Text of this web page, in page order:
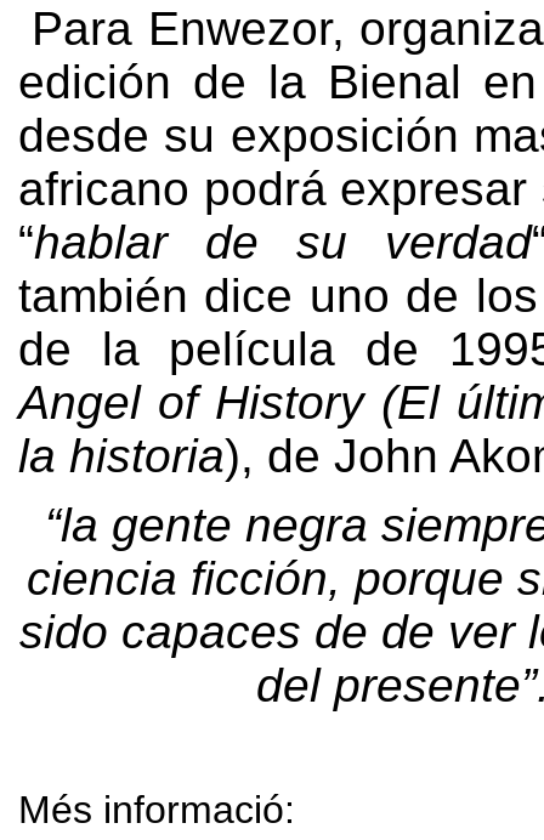
Para Enwezor,
edición de la Bienal en
desde su exposición
africano podrá
“hablar de su verdad
también dice uno de
de la película de
Angel of History(El
la historia), de John
“la gente negra
ciencia ficción, porque
sido capaces de de ver
del presente
Més informació: